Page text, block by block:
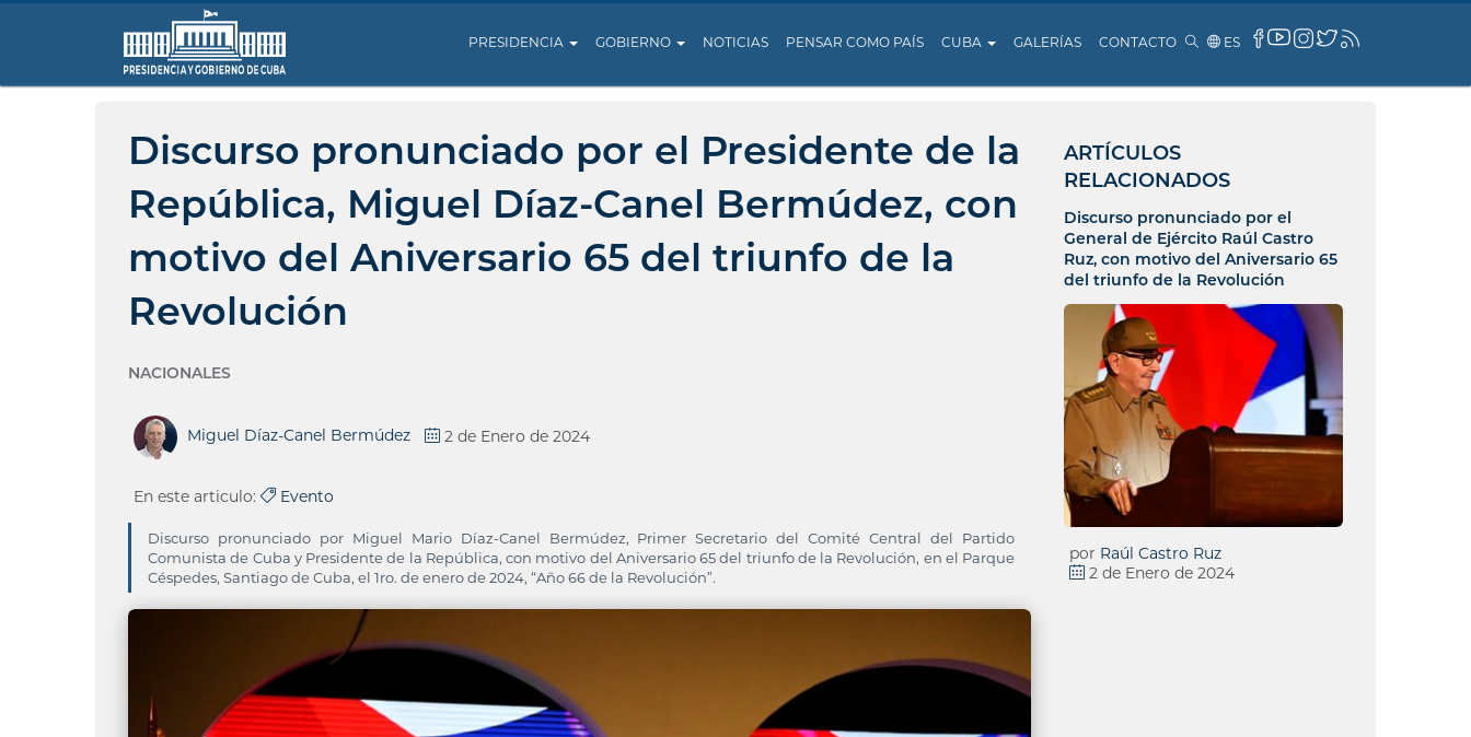
PRESIDENCIA GOBIERNO NOTICIAS PENSAR COMO PAÍS CUBA GALERÍAS CONTACTO ES
Discurso pronunciado por el Presidente de la
República, Miguel Díaz-Canel Bermúdez, con
motivo del Aniversario 65 del triunfo de la
Revolución
NACIONALES
Miguel Díaz-Canel Bermúdez 2 de Enero de 2024
En este articulo: Evento
Discurso pronunciado por Miguel Mario Díaz-Canel Bermúdez, Primer Secretario del Comité Central del Partido
Comunista de Cuba y Presidente de la República, con motivo del Aniversario 65 del triunfo de la Revolución, en el Parque
Céspedes, Santiago de Cuba, el 1ro. de enero de 2024, “Año 66 de la Revolución”.
ARTÍCULOS
RELACIONADOS
Discurso pronunciado por el
General de Ejército Raúl Castro
Ruz, con motivo del Aniversario 65
del triunfo de la Revolución
por Raúl Castro Ruz
2 de Enero de 2024